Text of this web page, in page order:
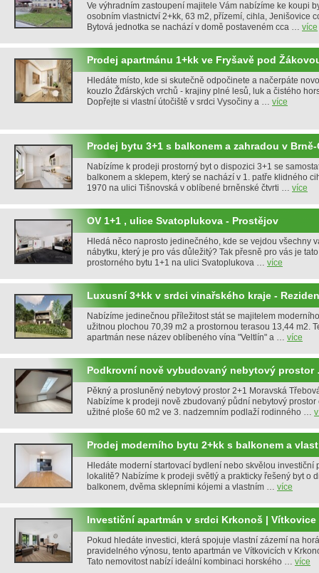
Ve výhradním zastoupení majitele Vám nabízíme ke koupi
osobním vlastnictví 2+kk, 63 m2, přízemí, cihla, Jenišovice
Bytová jednotka se nachází v domě postaveném cca … více
Prodej apartmánu 1+kk ve Fryšavě pod
Hledáte místo, kde si skutečně odpočinete a načerpáte
kouzlo Žďárských vrchů - krajiny plné lesů, luk a čistého
Dopřejte si vlastní útočiště v srdci Vysočiny a … více
Prodej bytu 3+1 s balkonem a zahradou v
Nabízíme k prodeji prostorný byt o dispozici 3+1 se
balkonem a sklepem, který se nachází v 1. patře klidného
1970 na ulici Tišnovská v oblíbené brněnské čtvrti … více
OV 1+1 , ulice Svatoplukova - Prostějov
Hledá něco naprosto jedinečného, kde se vejdou všechny
nábytku, který je pro vás důležitý? Tak přesně pro vás je
prostorného bytu 1+1 na ulici Svatoplukova … více
Luxusní 3+kk v srdci vinařského kraje -
Nabízíme jedinečnou příležitost stát se majitelem
užitnou plochou 70,39 m2 a prostornou terasou 13,44 m2.
apartmán nese název oblíbeného vína "Veltlín" a … více
Podkrovní nově vybudovaný nebytový
Pěkný a prosluněný nebytový prostor 2+1 Moravská
Nabízíme k prodeji nově zbudovaný půdní nebytový
užitné ploše 60 m2 ve 3. nadzemním podlaží rodinného …
Prodej moderního bytu 2+kk s balkonem a
Hledáte moderní startovací bydlení nebo skvělou investiční
lokalitě? Nabízíme k prodeji světlý a prakticky řešený byt o
balkonem, dvěma sklepními kójemi a vlastním … více
Investiční apartmán v srdci Krkonoš | Vítkovice
Pokud hledáte investici, která spojuje vlastní zázemí na
pravidelného výnosu, tento apartmán ve Vítkovicích v
Tato nemovitost nabízí ideální kombinaci horského … více